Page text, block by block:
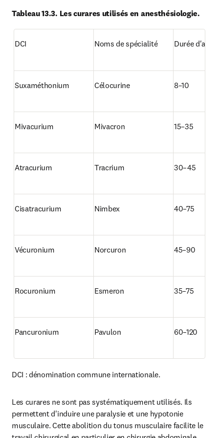
Tableau 13.3. Les curares utilisés en anesthésiologie.
DCI Noms de spécialité Durée
Suxaméthonium Célocurine 8–10
Mivacurium Mivacron 15–35
Atracurium Tracrium 30–45
Cisatracurium Nimbex 40–75
Vécuronium Norcuron 45–90
Rocuronium Esmeron 35–75
Pancuronium Pavulon 60–120
DCI : dénomination commune internationale.
Les curares ne sont pas systématiquement utilisés. Ils
permettent d'induire une paralysie et une hypotonie
musculaire. Cette abolition du tonus musculaire facilite le